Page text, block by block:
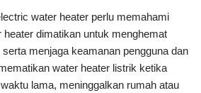
water heater perlu memahami
dimatikan untuk menghemat
menjaga keamanan pengguna dan
water heater listrik ketika
lama, meninggalkan rumah atau